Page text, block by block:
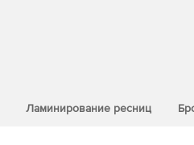
Ламинирование ресниц